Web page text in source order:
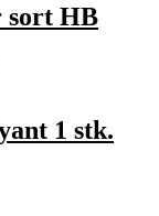
sort HB
1 stk.